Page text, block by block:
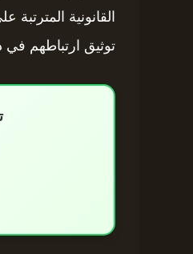
توثيق ارتباطهم في